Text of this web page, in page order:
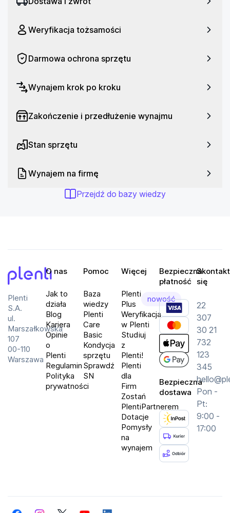
NFC: Tak
Kolor obudowy: Jasnoniebieski
Weryfikacja tożsamości
Darmowa ochrona sprzętu
Wynajem krok po kroku
Zakończenie i przedłużenie wynajmu
Stan sprzętu
Wynajem na firmę
Przejdź do bazy wiedzy
Plenti
S.A.
ul.
Marszałkowska
107
00-110
Warszawa
O nas
Jak to
działa
Blog
Kariera
Opinie
o
Plenti
Regulamin
Polityka
prywatności
Pomoc
Baza
wiedzy
Plenti
Care
Basic
Kondycja
sprzętu
Sprawdź
SN
Więcej
Plenti
Plus
nowość
Weryfikacja
w Plenti
Studiuj
z
Plenti!
Plenti
dla
Firm
Zostań
PlentiPartnerem
Dotacje
Pomysły
na
wynajem
Bezpieczna
płatność
Bezpieczna
dostawa
się
22
307
30 21
732
123
345
Pon -
Pt:
9:00 -
17:00